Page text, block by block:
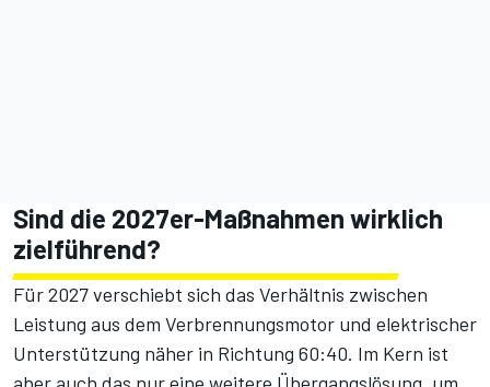
Sind die 2027er-Maßnahmen wirklich
zielführend?
Für 2027 verschiebt sich das Verhältnis zwischen
Leistung aus dem Verbrennungsmotor und elektrischer
Unterstützung näher in Richtung 60:40. Im Kern ist